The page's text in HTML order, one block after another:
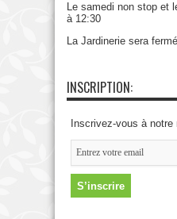
Le samedi non stop et
à 12:30
La Jardinerie sera
INSCRIPTION:
Inscrivez-vous à notre